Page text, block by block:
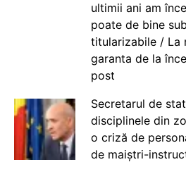
ultimii ani am
poate de bine
titularizabile / La
garanta de la
post
Secretarul de
disciplinele din
o criză de
de maiștri-